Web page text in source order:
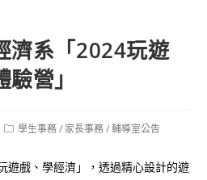
濟系「2024玩遊
營」
Post學生事務/ 家長事務/輔導室公告
遊戲、學經濟」，透過精心設計的遊